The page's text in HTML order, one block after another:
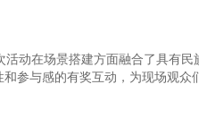
动在场景搭建方面融合了具有
参与感的有奖互动，为现场观众